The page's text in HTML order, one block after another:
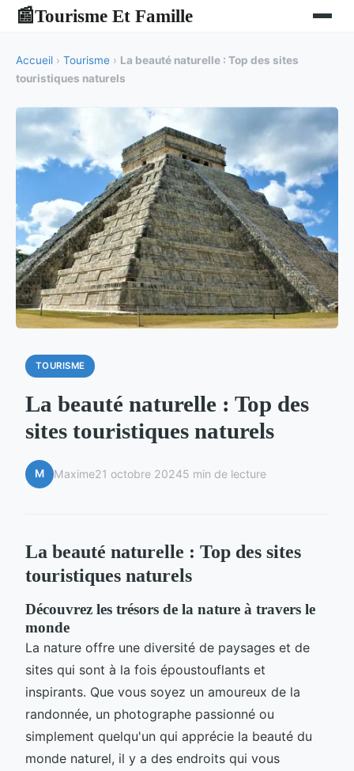
📰Tourisme Et Famille
Accueil › Tourisme › La beauté naturelle : Top des sites
touristiques naturels
TOURISME
La beauté naturelle : Top des
sites touristiques naturels
M Maxime21 octobre 20245 min de lecture
La beauté naturelle : Top des sites
touristiques naturels
Découvrez les trésors de la nature à travers le
monde
La nature offre une diversité de paysages et de
sites qui sont à la fois époustouflants et
inspirants. Que vous soyez un amoureux de la
randonnée, un photographe passionné ou
simplement quelqu'un qui apprécie la beauté du
monde naturel, il y a des endroits qui vous